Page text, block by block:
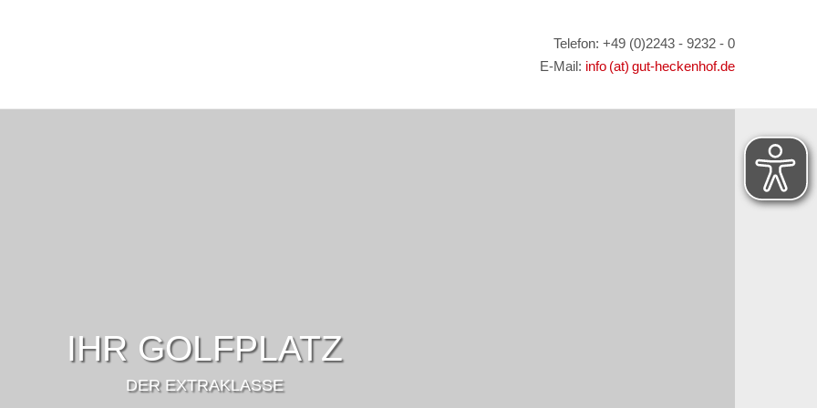
Telefon: +49 (0)2243 - 9232 - 0
E-Mail: info (at) gut-heckenhof.de
IHR GOLFPLATZ
DER EXTRAKLASSE